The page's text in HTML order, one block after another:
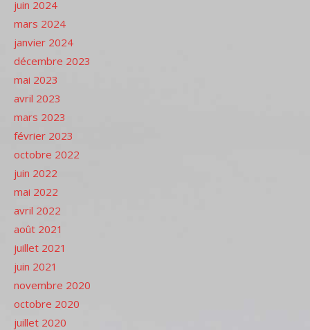
juin 2024
mars 2024
janvier 2024
décembre 2023
mai 2023
avril 2023
mars 2023
février 2023
octobre 2022
juin 2022
mai 2022
avril 2022
août 2021
juillet 2021
juin 2021
novembre 2020
octobre 2020
juillet 2020